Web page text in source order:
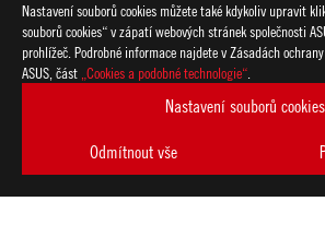
Nastavení souborů cookies můžete také kdykoliv upravit
souborů cookies“ v zápatí webových stránek společnosti
prohlížeč. Podrobné informace najdete v Zásadách
ASUS, část „Cookies a podobné technologie“
Nastavení souborů cookies
Odmítnout vše
PODPOROVANÉ TYPY PLATEB
ZÍSKEJTE NEJNOVĚJŠÍ NABÍDKY A DALŠÍ